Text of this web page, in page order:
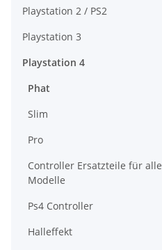
Playstation 2 / PS2
Playstation 3
Playstation 4
Phat
Slim
Pro
Controller Ersatzteile für alle
Modelle
Ps4 Controller
Halleffekt